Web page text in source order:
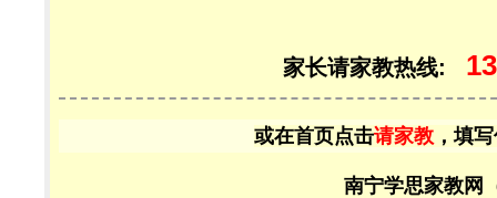
家长请家教热线:
或在首页点击请家教 ，填
南宁学思家教网